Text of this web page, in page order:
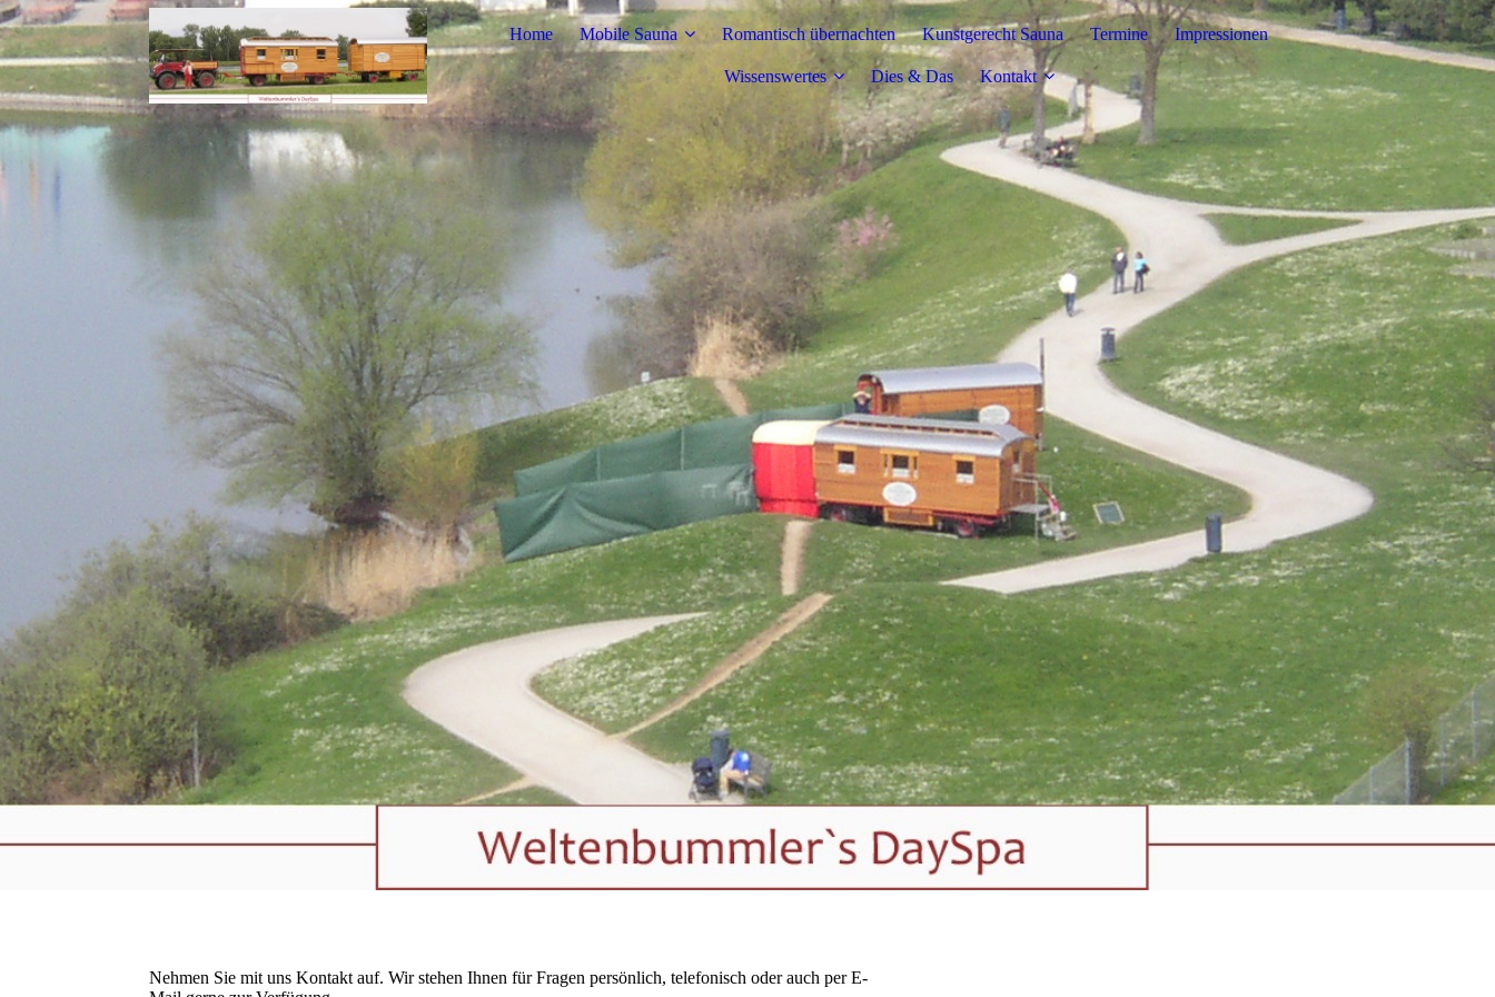
Home Mobile Sauna Romantisch übernachten Kunstgerecht Sauna Termine Impressionen
Wissenswertes Dies & Das Kontakt
Nehmen Sie mit uns Kontakt auf. Wir stehen Ihnen für Fragen persönlich, telefonisch oder auch per E-